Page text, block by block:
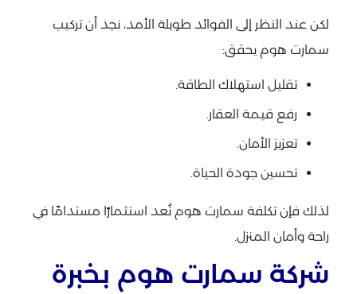
لكن عند النظر إلى الفوائد طويلة الأمد، نجد أن تركيب
سمارت هوم يحقق:
تقليل استهلاك الطاقة.
رفع قيمة العقار.
تعزيز الأمان.
تحسين جودة الحياة.
لذلك فإن تكلفة سمارت هوم تُعد استثمارًا مستدامًا في
راحة وأمان المنزل.
شركة سمارت هوم بخبرة